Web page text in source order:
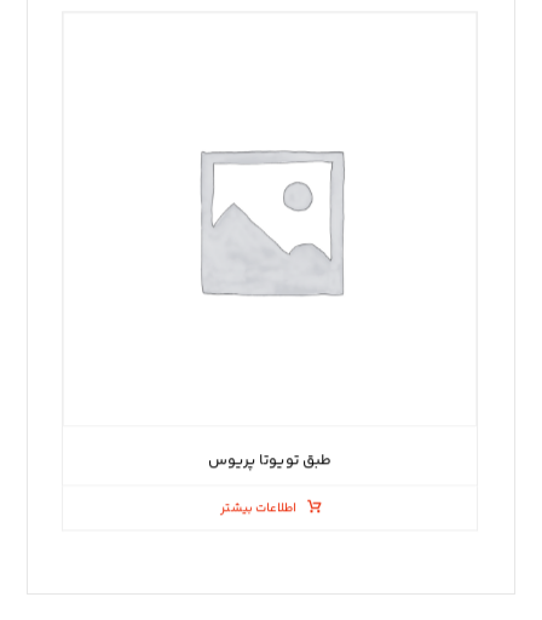
طبق تویوتا پریوس
اطلاعات بیشتر